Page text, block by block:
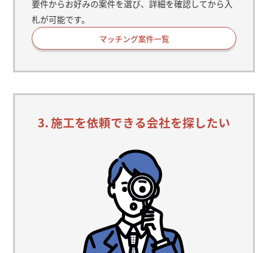
要件からお好みの案件を選び、詳細を確認してから入
札が可能です。
マッチング案件一覧
3. 施工を依頼できる会社を探したい